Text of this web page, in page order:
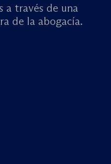
a través de una
de la abogacía.